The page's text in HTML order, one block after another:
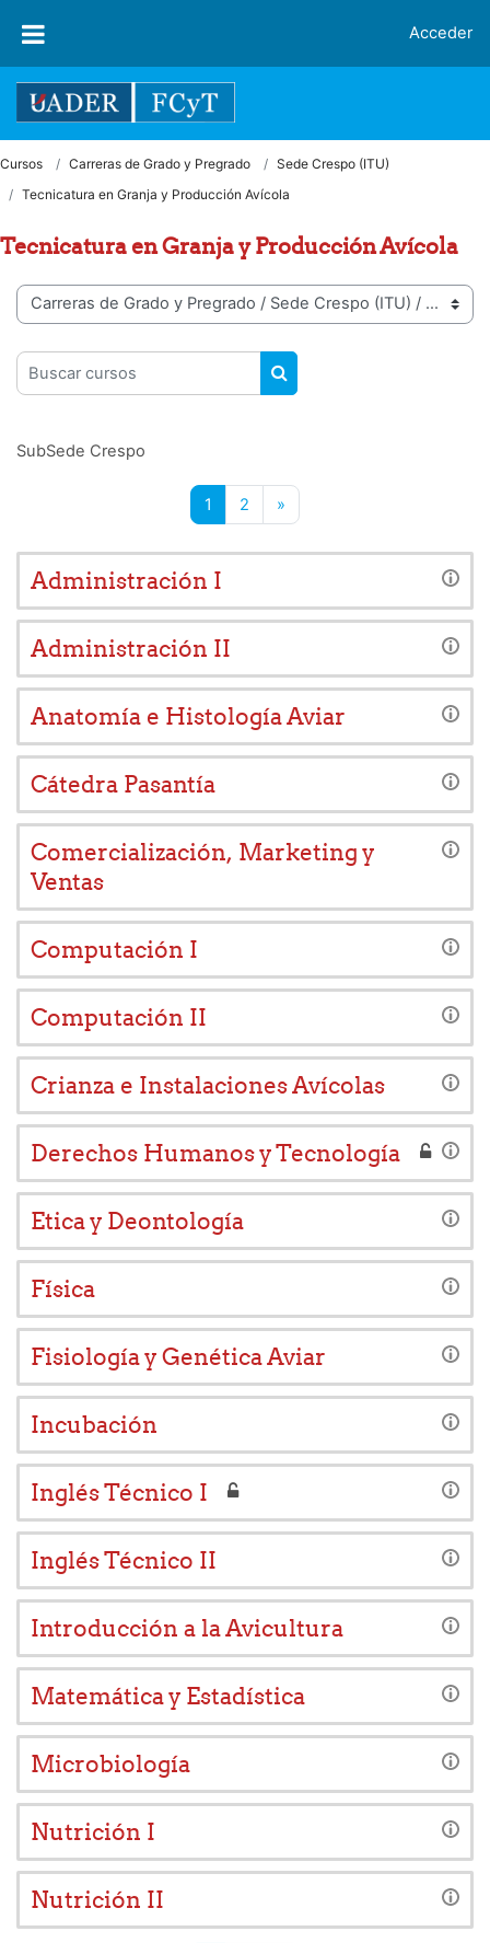
Acceder
Cursos Carreras de Grado y Pregrado
Sede Crespo (ITU)
Tecnicatura en Granja y Producción Avícola
Tecnicatura en Granja y Producción Avícola
Categorías
Buscar cursos
BUSCAR CURSOS
SubSede Crespo
1 Página 1
2 Página 2
»
Administración I
Administración II
Anatomía e Histología Aviar
Cátedra Pasantía
Comercialización, Marketing y
Ventas
Computación I
Computación II
Crianza e Instalaciones Avícolas
Derechos Humanos y Tecnología
Etica y Deontología
Física
Fisiología y Genética Aviar
Incubación
Inglés Técnico I
Inglés Técnico II
Introducción a la Avicultura
Matemática y Estadística
Microbiología
Nutrición I
Nutrición II